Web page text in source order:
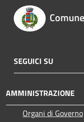
SEGUICI SU
AMMINISTRAZIONE
Organi di Governo